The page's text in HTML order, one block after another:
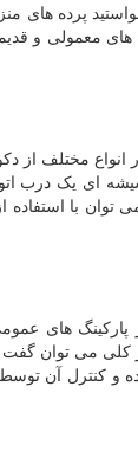
پرده های
های معمولی و
مختلف از
ای یک درب
با استفاده
های
می توان گفت
کنترل آن توسط